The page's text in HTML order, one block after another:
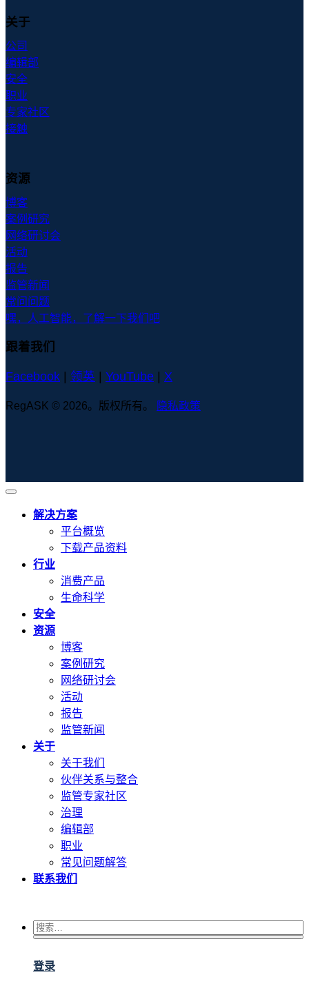
关于
公司
编辑部
安全
职业
专家社区
接触
资源
博客
案例研究
网络研讨会
活动
报告
监管新闻
常问问题
嘿，人工智能，了解一下我们吧
跟着我们
Facebook | 领英 | YouTube | X
RegASK © 2026。版权所有。 隐私政策
解决方案
平台概览
下载产品资料
行业
消费产品
生命科学
安全
资源
博客
案例研究
网络研讨会
活动
报告
监管新闻
关于
关于我们
伙伴关系与整合
监管专家社区
治理
编辑部
职业
常见问题解答
联系我们
登录